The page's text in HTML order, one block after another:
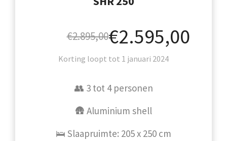
€2.895,00€2.595,00
Korting loopt tot 1 januari 2024
👥 3 tot 4 personen
🛖 Aluminium shell
🛌 Slaapruimte: 205 x 250 cm